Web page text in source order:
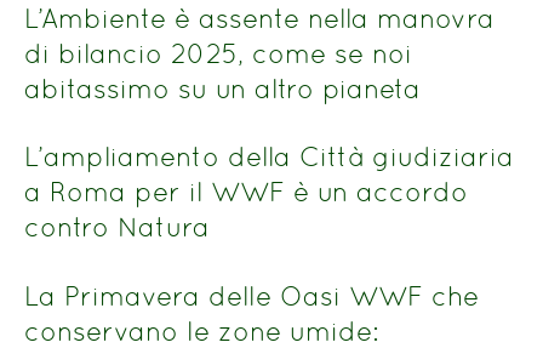
L’Ambiente è assente nella manovra
di bilancio 2025, come se noi
abitassimo su un altro pianeta
L’ampliamento della Città giudiziaria
a Roma per il WWF è un accordo
contro Natura
La Primavera delle Oasi WWF che
conservano le zone umide: